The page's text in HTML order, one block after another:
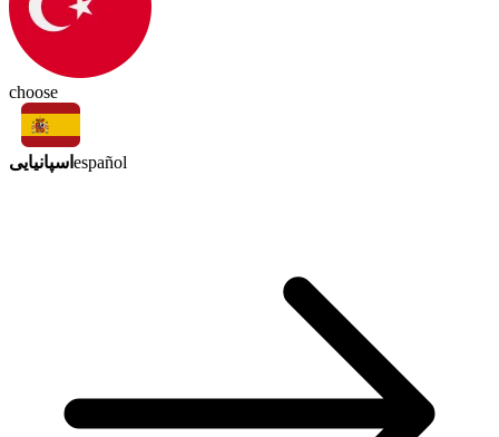
choose
اسپانیایی español